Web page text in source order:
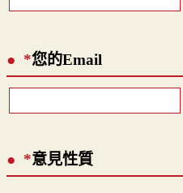
*您的Email
*意見性質